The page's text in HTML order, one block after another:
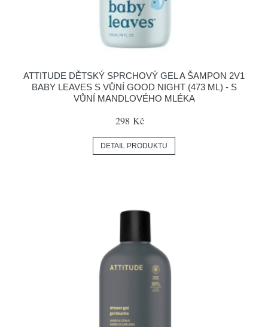
ATTITUDE DĚTSKÝ SPRCHOVÝ GEL A ŠAMPON 2V1
BABY LEAVES S VŮNÍ GOOD NIGHT (473 ML) - S
VŮNÍ MANDLOVÉHO MLÉKA
298 Kč
DETAIL PRODUKTU